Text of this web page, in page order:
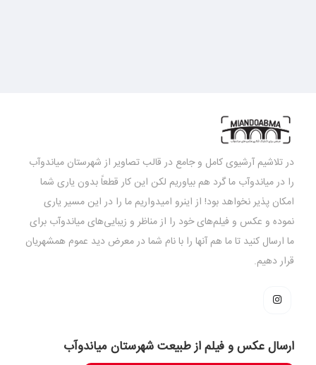
در تلاشیم آرشیوی کامل و جامع در قالب تصاویر از شهرستان میاندوآب
را در میاندوآب ما گرد هم بیاوریم لکن این کار قطعاً بدون یاری شما
امکان پذیر نخواهد بود! از اینرو امیدواریم ما را در این مسیر یاری
نموده و عکس و فیلم‌های خود را از مناظر و زیبایی‌های میاندوآب برای
ما ارسال کنید تا ما هم آنها را با نام شما در معرض دید عموم همشهریان
قرار دهیم.
ارسال عکس و فیلم از طبیعت شهرستان میاندوآب